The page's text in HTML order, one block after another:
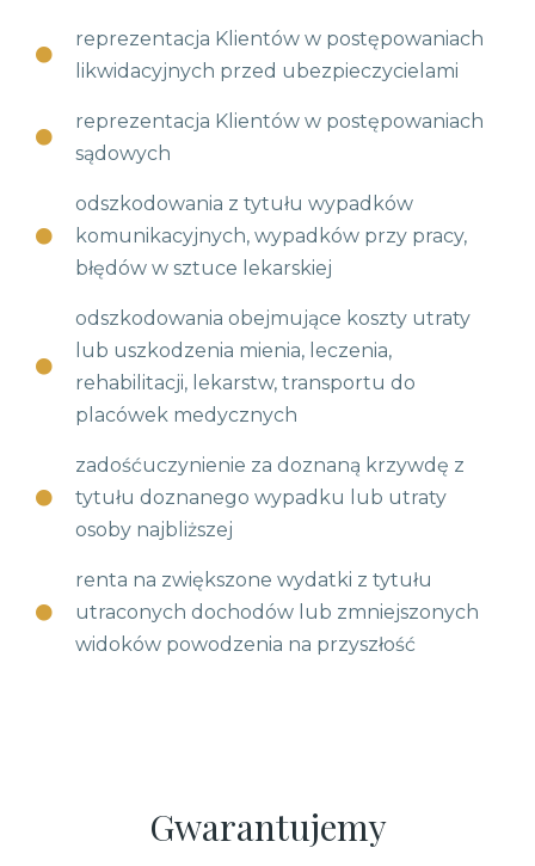
reprezentacja Klientów w postępowaniach
likwidacyjnych przed ubezpieczycielami
reprezentacja Klientów w postępowaniach
sądowych
odszkodowania z tytułu wypadków
komunikacyjnych, wypadków przy pracy,
błędów w sztuce lekarskiej
odszkodowania obejmujące koszty utraty
lub uszkodzenia mienia, leczenia,
rehabilitacji, lekarstw, transportu do
placówek medycznych
zadośćuczynienie za doznaną krzywdę z
tytułu doznanego wypadku lub utraty
osoby najbliższej
renta na zwiększone wydatki z tytułu
utraconych dochodów lub zmniejszonych
widoków powodzenia na przyszłość
Gwarantujemy